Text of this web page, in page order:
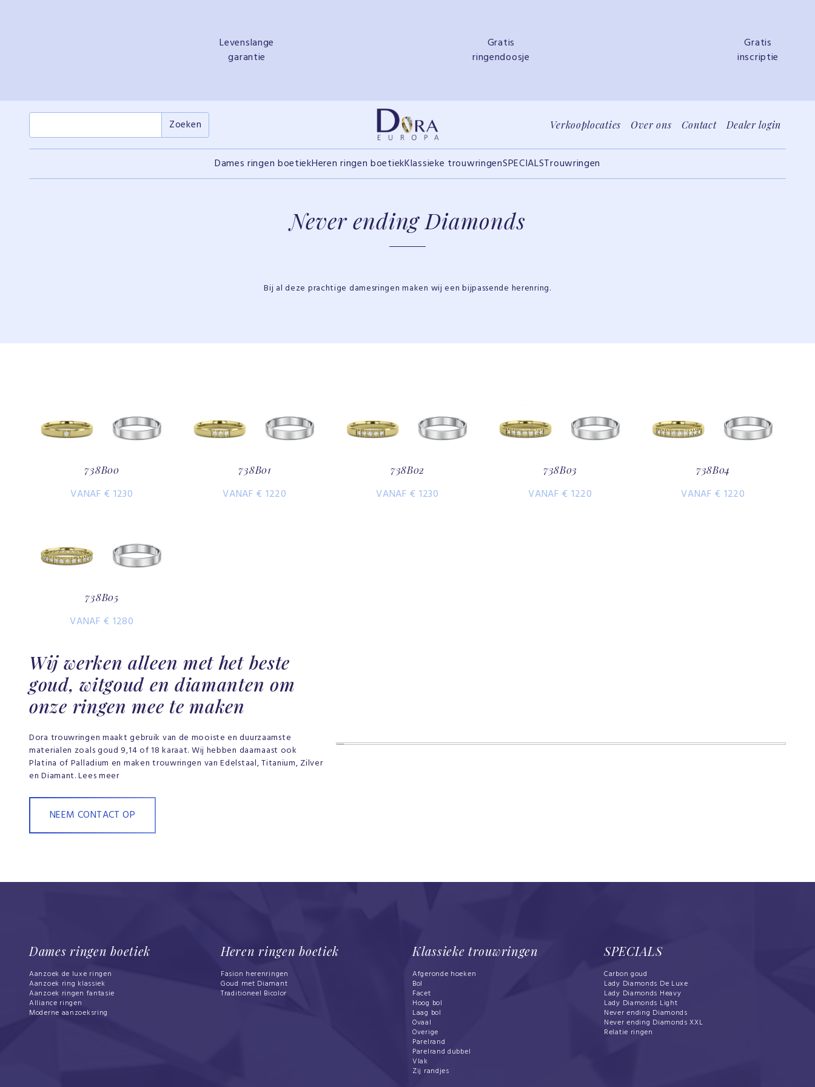
Levenslange
garantie
Gratis
ringendoosje
Gratis
inscriptie
Verkooplocaties Over ons Contact Dealer login
Dames ringen boetiekHeren ringen boetiekKlassieke trouwringenSPECIALSTrouwringen
Never ending Diamonds
Bij al deze prachtige damesringen maken wij een bijpassende herenring.
738B00
VANAF € 1230
738B01
VANAF € 1220
738B02
VANAF € 1230
738B03
VANAF € 1220
738B04
VANAF € 1220
738B05
VANAF € 1280
Wij werken alleen met het beste
goud, witgoud en diamanten om
onze ringen mee te maken
Dora trouwringen maakt gebruik van de mooiste en duurzaamste
materialen zoals goud 9,14 of 18 karaat. Wij hebben daarnaast ook
Platina of Palladium en maken trouwringen van Edelstaal, Titanium, Zilver
en Diamant. Lees meer
NEEM CONTACT OP
Dames ringen boetiek
Aanzoek de luxe ringen
Aanzoek ring klassiek
Aanzoek ringen fantasie
Alliance ringen
Moderne aanzoeksring
Heren ringen boetiek
Fasion herenringen
Goud met Diamant
Traditioneel Bicolor
Klassieke trouwringen
Afgeronde hoeken
Bol
Facet
Hoog bol
Laag bol
Ovaal
Overige
Parelrand
Parelrand dubbel
Vlak
Zij randjes
SPECIALS
Carbon goud
Lady Diamonds De Luxe
Lady Diamonds Heavy
Lady Diamonds Light
Never ending Diamonds
Never ending Diamonds XXL
Relatie ringen